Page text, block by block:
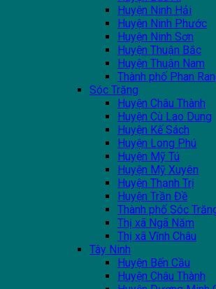
Huyện Ninh Hải
Huyện Ninh Phước
Huyện Ninh Sơn
Huyện Thuận Bắc
Huyện Thuận Nam
Thành phố Phan
Sóc Trăng
Huyện Châu Thành
Huyện Cù Lao Dung
Huyện Kế Sách
Huyện Long Phú
Huyện Mỹ Tú
Huyện Mỹ Xuyên
Huyện Thạnh Trị
Huyện Trần Đề
Thành phố Sóc
Thị xã Ngã Năm
Thị xã Vĩnh Châu
Tây Ninh
Huyện Bến Cầu
Huyện Châu Thành